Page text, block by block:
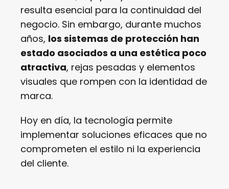
resulta esencial para la continuidad del
negocio. Sin embargo, durante muchos
años, los sistemas de protección han
estado asociados a una estética poco
atractiva, rejas pesadas y elementos
visuales que rompen con la identidad de
marca.
Hoy en día, la tecnología permite
implementar soluciones eficaces que no
comprometen el estilo ni la experiencia
del cliente.